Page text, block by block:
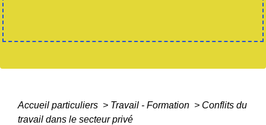
Accueil particuliers > Travail - Formation > Conflits du
travail dans le secteur privé